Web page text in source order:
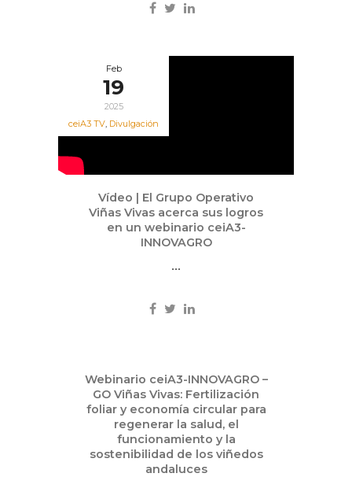
Feb
19
2025
ceiA3 TV, Divulgación
Vídeo | El Grupo Operativo
Viñas Vivas acerca sus logros
en un webinario ceiA3-
INNOVAGRO
...
07
2025
Webinario ceiA3-INNOVAGRO –
GO Viñas Vivas: Fertilización
foliar y economía circular para
regenerar la salud, el
funcionamiento y la
sostenibilidad de los viñedos
andaluces